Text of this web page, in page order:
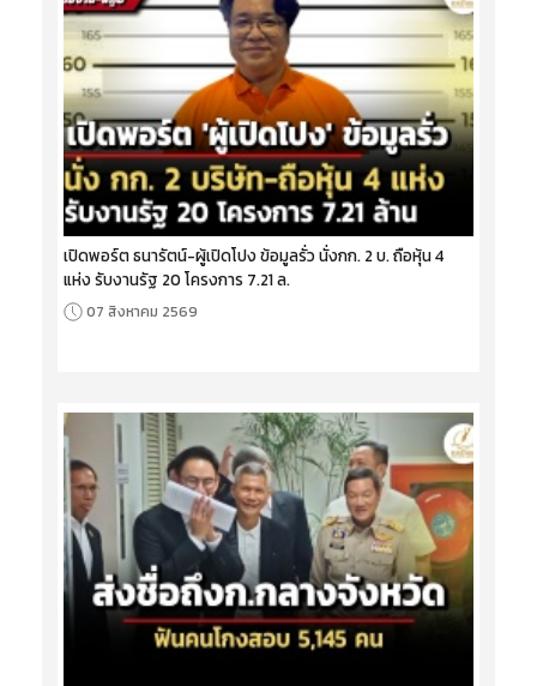
เปิดพอร์ต ธนารัตน์-ผู้เปิดโปง ข้อมูลรั่ว นั่งกก. 2 บ. ถือหุ้น 4
แห่ง รับงานรัฐ 20 โครงการ 7.21 ล.
07 สิงหาคม 2569